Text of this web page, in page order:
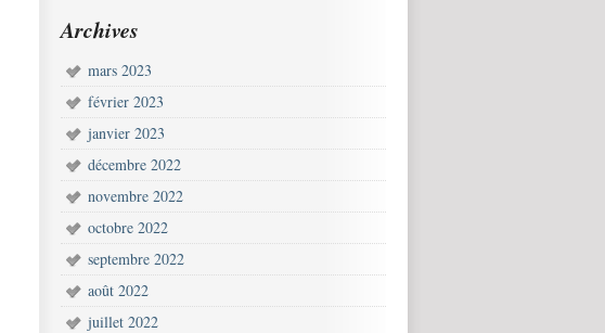
Archives
mars 2023
février 2023
janvier 2023
décembre 2022
novembre 2022
octobre 2022
septembre 2022
août 2022
juillet 2022